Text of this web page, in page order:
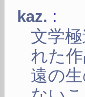
kaz. :
文学
れた
遠の